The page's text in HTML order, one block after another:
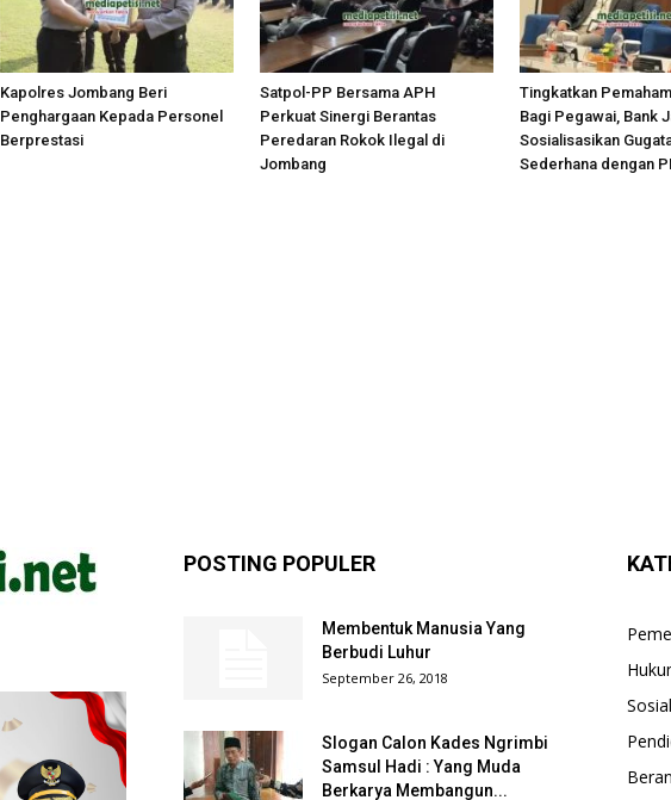
Kapolres Jombang Beri
Penghargaan Kepada Personel
Berprestasi
Satpol-PP Bersama APH
Perkuat Sinergi Berantas
Peredaran Rokok Ilegal di
Jombang
Tingkatkan
Bagi Pegawai, Bank
Sosialisasikan
Sederhana dengan
POSTING POPULER
Membentuk Manusia Yang
Berbudi Luhur
September 26, 2018
Slogan Calon Kades Ngrimbi
Samsul Hadi : Yang Muda
Berkarya Membangun...
Sosial